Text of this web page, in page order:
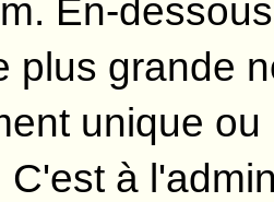
un message
répondu.
je ajouter une